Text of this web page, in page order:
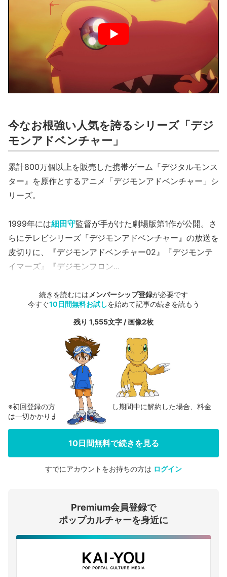
今なお根強い人気を誇るシリーズ「デジ
モンアドベンチャー」
累計800万個以上を販売した携帯ゲーム『デジタルモンス
ター』を原作とするアニメ「デジモンアドベンチャー」シ
リーズ。
1999年には細田守監督が手がけた劇場版第1作が公開。さ
らにテレビシリーズ『デジモンアドベンチャー』の放送を
皮切りに、『デジモンアドベンチャー02』『デジモンテ
イマーズ』『デジモンフロン...
続きを読むにはメンバーシップ登録が必要です
今すぐ10日間無料お試しを始めて記事の続きを読もう
残り 1,555文字 / 画像2枚
会員登録する
ログインする
※初回登録の方に限り、無料お試し期間中に解約した場合、料金
は一切かかりません。
10日間無料で続きを見る
すでにアカウントをお持ちの方は ログイン
Premium会員登録で
ポップカルチャーを身近に